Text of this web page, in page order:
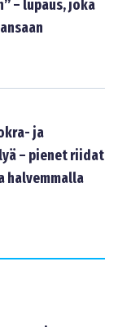
– lupaus, joka
ja
– pienet riidat
halvemmalla